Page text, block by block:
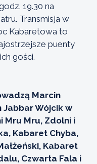
19.30 na
Transmisja w
Kabaretowa to
puenty
gości.
Marcin
Jabbar Wójcik w
Mru Mru, Zdolni i
Kabaret Chyba,
Kabaret
Czwarta Fala i